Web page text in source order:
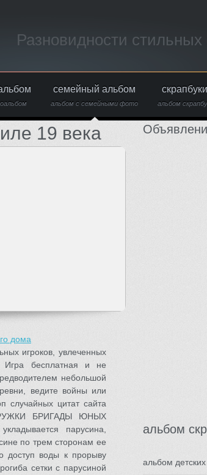
Разновидности
семейный альбом
альбом с семейными фото альбом
19 века
дома
игроков, увлеченных
бесплатная и не
небольшой
ведите войны или
случайных цитат сайта
БРИГАДЫ ЮНЫХ
парусина,
по трем сторонам ее
доступ воды к прорыву
сетки с парусиной
альбом
альбом